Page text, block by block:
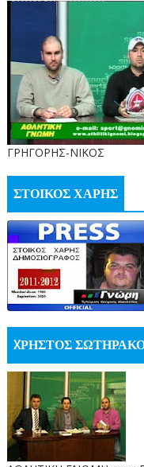
ΓΡΗΓΟΡΗΣ-ΝΙΚΟΣ
ΣΤΟΙΚΟΣ ΧΑΡΗΣ
XΡΗΣΤΟΣ